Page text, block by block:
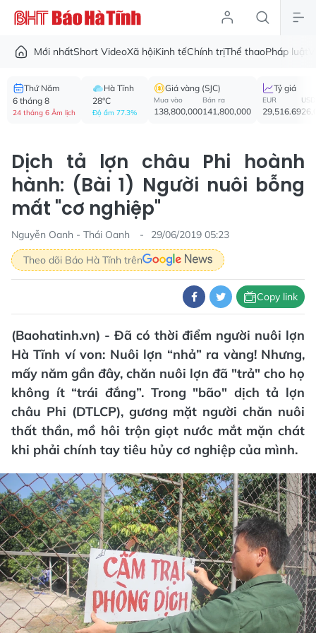
Mới nhấtShort VideoXã hộiKinh tếChính trịThể thaoPháp luật
Thứ Năm
6 tháng 8
24 tháng 6 Âm lịch
Hà Tĩnh
28°C
Độ ẩm 77.3%
Giá vàng (SJC)
Mua vào
138,800,000
Bán ra
141,800,000
Tỷ giá
EUR
29,516.69
USD
Dịch tả lợn châu Phi hoành
hành: (Bài 1) Người nuôi bỗng
mất "cơ nghiệp"
Nguyễn Oanh - Thái Oanh
29/06/2019 05:23
Theo dõi Báo Hà Tĩnh trên
Copy link
(Baohatinh.vn) - Đã có thời điểm người nuôi lợn
Hà Tĩnh ví von: Nuôi lợn “nhả” ra vàng! Nhưng,
mấy năm gần đây, chăn nuôi lợn đã "trả" cho họ
không ít “trái đắng”. Trong "bão" dịch tả lợn
châu Phi (DTLCP), gương mặt người chăn nuôi
thất thần, mồ hôi trộn giọt nước mắt mặn chát
khi phải chính tay tiêu hủy cơ nghiệp của mình.